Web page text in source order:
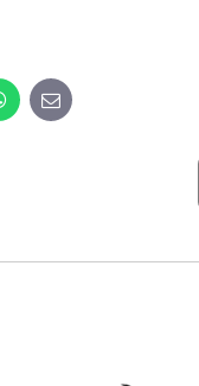
E-
mail